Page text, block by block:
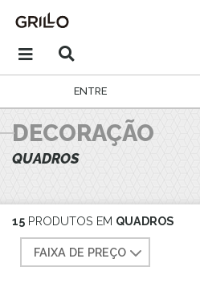
ENTRE
DECORAÇÃO
QUADROS
15 PRODUTOS EM QUADROS
FAIXA DE PREÇO